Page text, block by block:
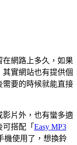
網路上多久，如果
實網站也有提供個
需要的時候就能直接
影片外，也有蠻多適
搭配「 Easy MP3
機使用了，想換鈴